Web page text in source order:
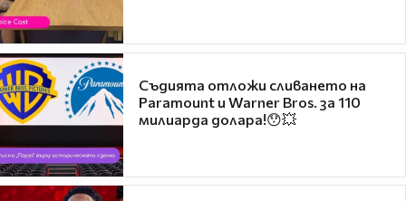
Съдията отложи сливането на
Paramount и Warner Bros. за 110
милиарда долара!😯💥